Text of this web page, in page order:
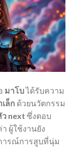
มาโบได้รับความ
ล็ก ด้วยนวัตกรรม
ว next ซึ่งตอบ
ผู้ใช้งานยัง
ารณ์การสูบที่นุ่ม